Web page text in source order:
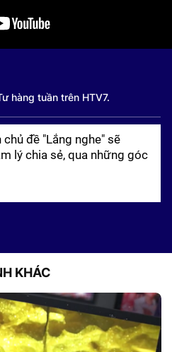
hàng tuần trên HTV7.
chủ đề "Lắng nghe" sẽ
lý chia sẻ, qua những góc
KHÁC